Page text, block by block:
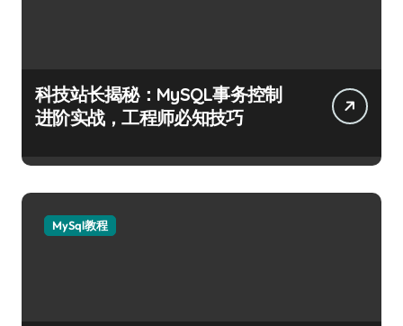
科技站长揭秘：MySQL事务控制
进阶实战，工程师必知技巧
MySql教程